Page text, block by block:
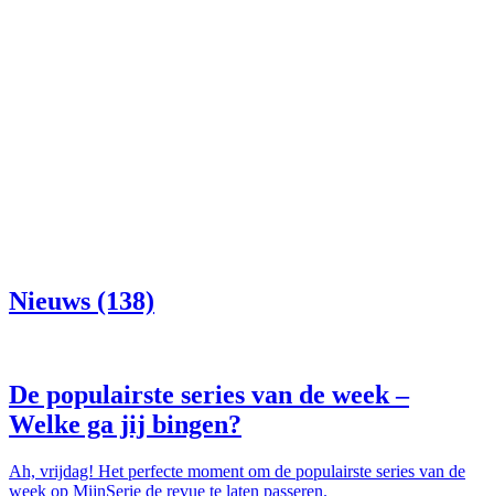
Nieuws (138)
De populairste series van de week –
Welke ga jij bingen?
Ah, vrijdag! Het perfecte moment om de populairste series van de
week op MijnSerie de revue te laten passeren.